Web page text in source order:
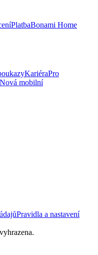
PlatbaBonami Home
KariéraPro
Nová mobilní
Pravidla a nastavení